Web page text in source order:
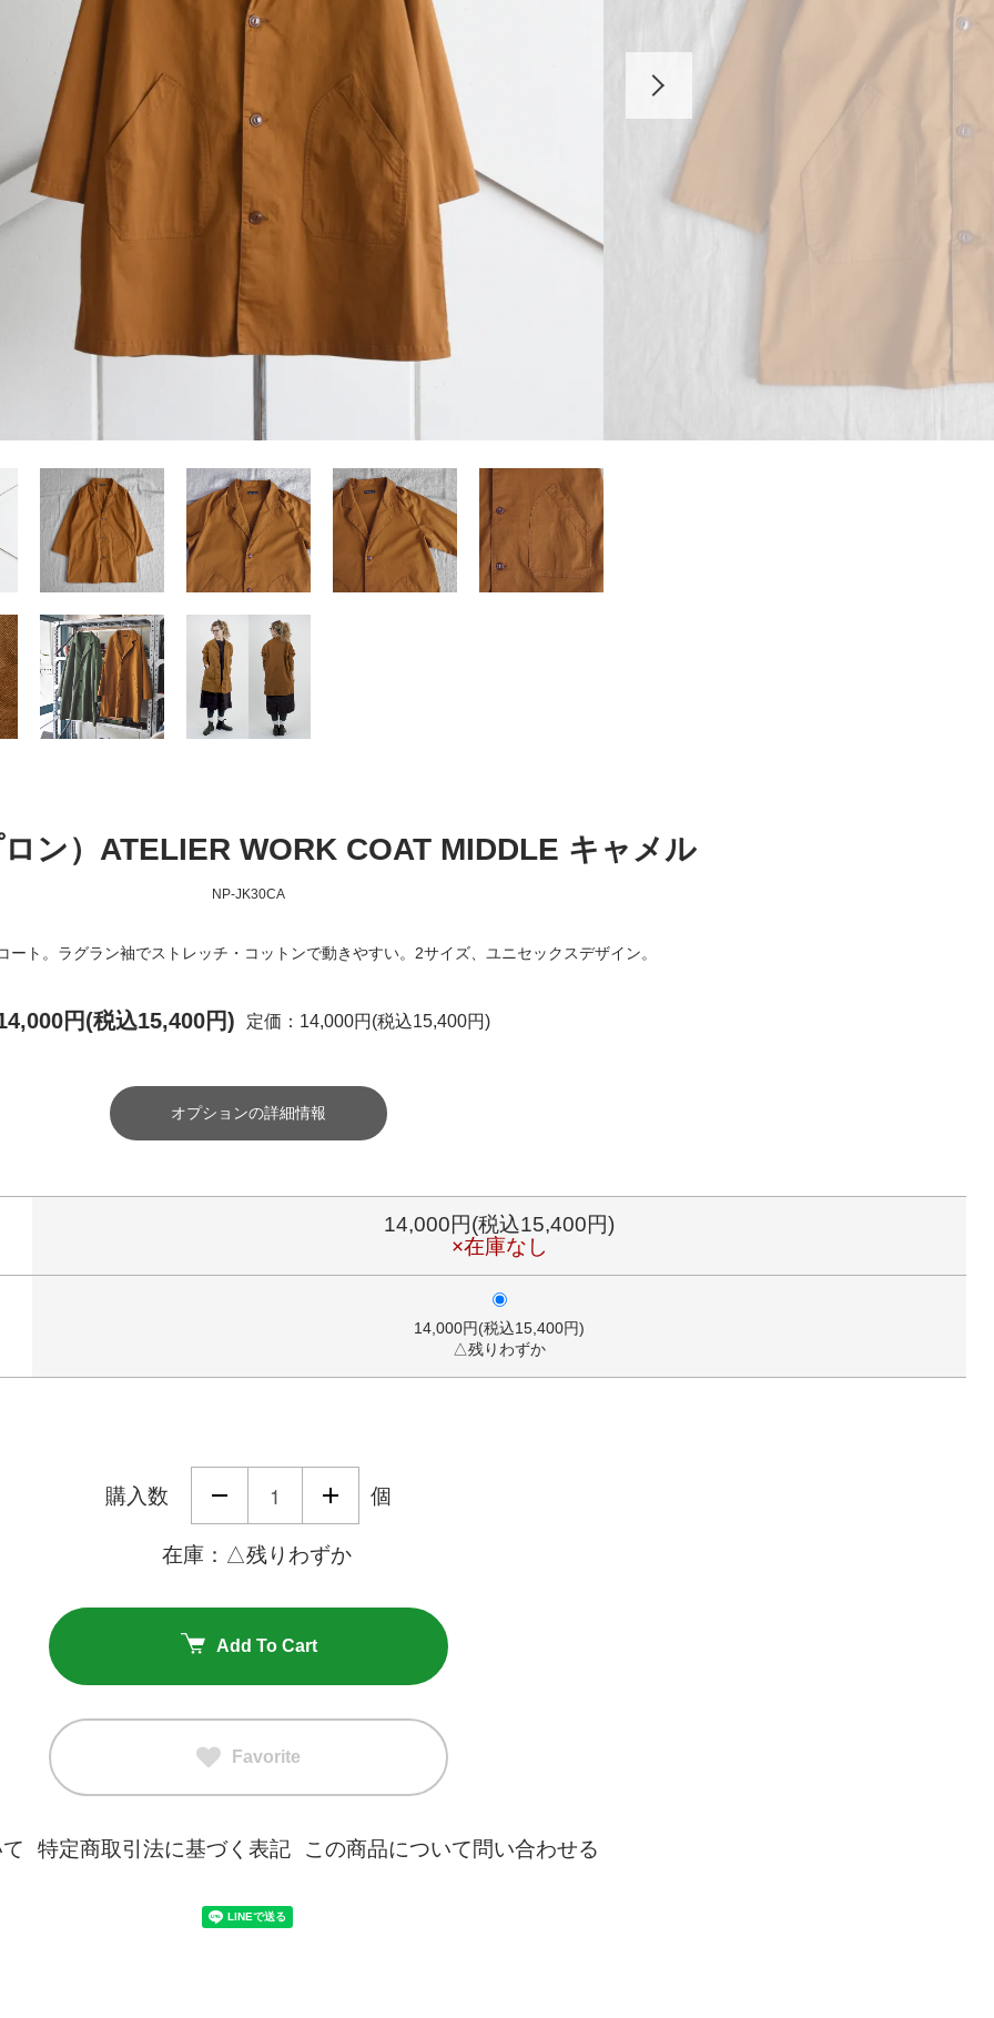
ン）ATELIER WORK COAT MIDDLE キャメル
NP-JK30CA
ート。ラグラン袖でストレッチ・コットンで動きやすい。2サイズ、ユニセックスデザイン。
円(税込15,400円) 定価：14,000円(税込15,400円)
オプションの詳細情報
14,000円(税込15,400円)
×在庫なし
14,000円(税込15,400円)
△残りわずか
購入数 個
在庫：△残りわずか
Add To Cart
Favorite
特定商取引法に基づく表記 この商品について問い合わせる